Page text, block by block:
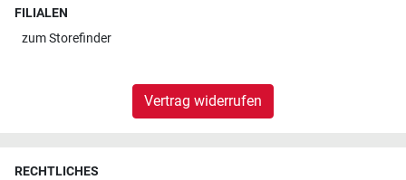
FILIALEN
zumStorefinder
Vertrag widerrufen
RECHTLICHES